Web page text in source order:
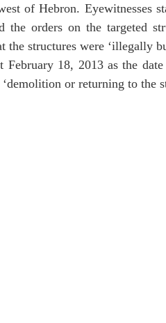
of Hebron. Eyewitnesses
the orders on the targeted
the structures were ‘illegally
February 18, 2013 as the
or returning to the